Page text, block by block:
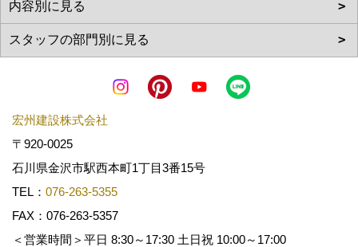
宏州建設株式会社
〒920-0025
石川県金沢市駅西本町1丁目3番15号
TEL： 076-263-5355
FAX：076-263-5357
＜営業時間＞平日 8:30～17:30 土日祝 10:00～17:00